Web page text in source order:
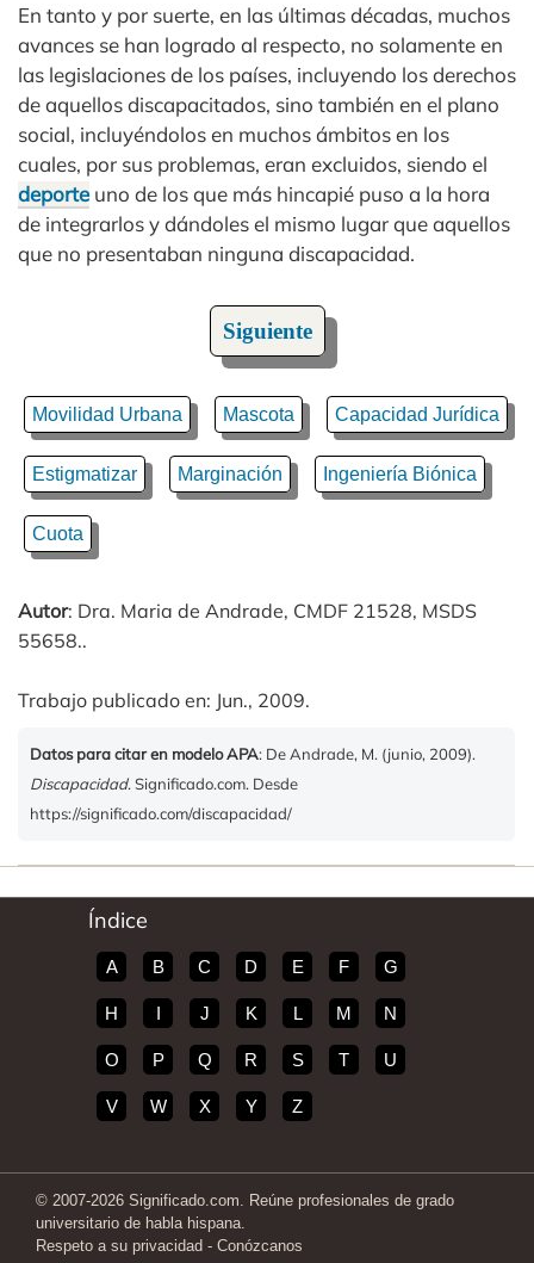
En tanto y por suerte, en las últimas décadas, muchos
avances se han logrado al respecto, no solamente en
las legislaciones de los países, incluyendo los derechos
de aquellos discapacitados, sino también en el plano
social, incluyéndolos en muchos ámbitos en los
cuales, por sus problemas, eran excluidos, siendo el
deporteuno de los que más hincapié puso a la hora
de integrarlos y dándoles el mismo lugar que aquellos
que no presentaban ninguna discapacidad.
Siguiente
Movilidad Urbana Mascota Capacidad Jurídica
Estigmatizar Marginación Ingeniería Biónica
Cuota
Autor: Dra. Maria de Andrade, CMDF 21528, MSDS
55658..
Trabajo publicado en: Jun., 2009.
Datos para citar en modelo APA: De Andrade, M. (junio, 2009).
Discapacidad. Significado.com. Desde
https://significado.com/discapacidad/
Índice
A B C D E F G
H I J K L M N
O P Q R S T U
V W X Y Z
© 2007-2026 Significado.com. Reúne profesionales de grado
universitario de habla hispana.
Respeto a su privacidad - Conózcanos